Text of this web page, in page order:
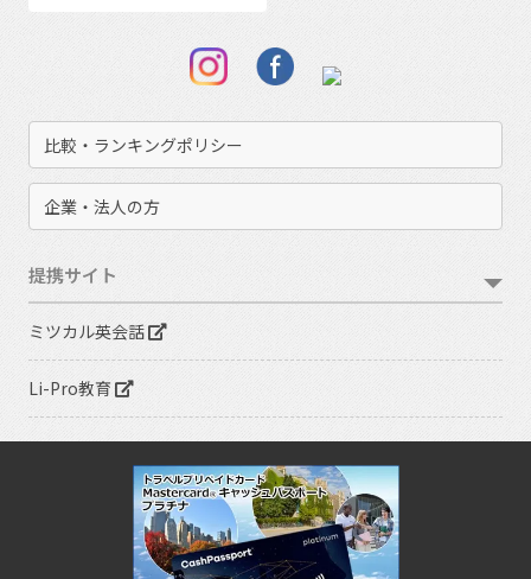
比較・ランキングポリシー
企業・法人の方
提携サイト
ミツカル英会話
Li-Pro教育